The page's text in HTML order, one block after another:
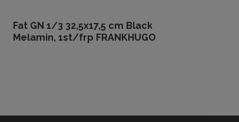
Fat GN 1/3 32,5x17,5 cm Black
Melamin, 1st/frp FRANKHUGO